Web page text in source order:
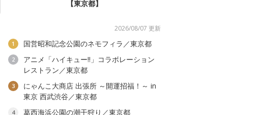
【東京都】
2026/08/07 更新
1 国営昭和記念公園のネモフィラ／東京都
2
アニメ「ハイキュー!!」コラボレーション
レストラン／東京都
3
にゃんこ大商店 出張所 ～開運招福！～ in
東京 西武渋谷／東京都
4 葛西海浜公園の潮干狩り／東京都